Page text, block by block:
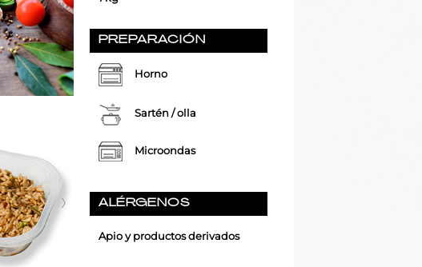
PREPARACIÓN
Horno
Sartén / olla
Microondas
ALÉRGENOS
Apio y productos derivados